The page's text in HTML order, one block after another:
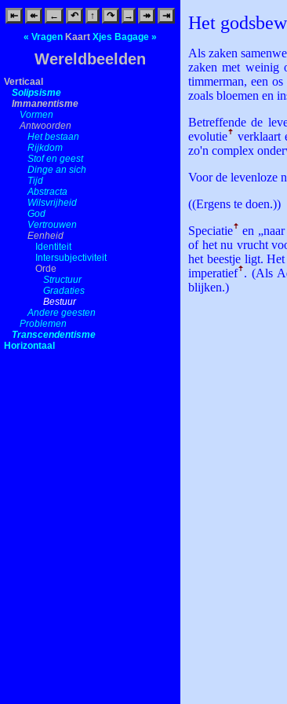
Het
Als zaken
zaken met weinig
timmerman, een
zoals bloemen en
Betreffende de
evolutieꜛ verklaart
zo'n complex
Voor de levenloze
((Ergens te doen.))
Speciatieꜛ en
of het nu vrucht
het beestje ligt.
imperatiefꜛ . (Als
blijken.)
⇤ ↞ ← ↶ ↑ ↷ → ↠
⇥
« Vragen Kaart Xjes Bagage »
Wereldbeelden
Verticaal
Solipsisme
Immanentisme
Vormen
Antwoorden
Het bestaan
Rijkdom
Stof en geest
Dinge an sich
Tijd
Abstracta
Wilsvrijheid
God
Vertrouwen
Eenheid
Identiteit
Intersubjectiviteit
Orde
Structuur
Gradaties
Bestuur
Andere geesten
Problemen
Transcendentisme
Horizontaal